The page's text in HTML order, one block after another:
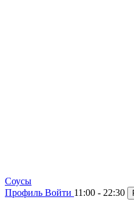
Cоусы
Профиль Войти 11:00 - 22:30